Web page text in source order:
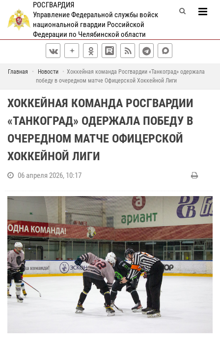
РОСГВАРДИЯ
Управление Федеральной службы войск
национальной гвардии Российской
Федерации по Челябинской области
Главная Новости
Хоккейная команда Росгвардии «Танкоград» одержала
победу в очередном матче Офицерской Хоккейной Лиги
ХОККЕЙНАЯ КОМАНДА РОСГВАРДИИ
«ТАНКОГРАД» ОДЕРЖАЛА ПОБЕДУ В
ОЧЕРЕДНОМ МАТЧЕ ОФИЦЕРСКОЙ
ХОККЕЙНОЙ ЛИГИ
06 апреля 2026, 10:17